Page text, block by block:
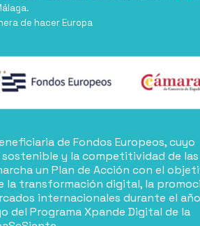
de hacer Europa
de Fondos Europeos, cuyo
y la competitividad de las
un Plan de Acción con el
la transformación digital, la
internacionales durante el año
del Programa Xpande Digital de la